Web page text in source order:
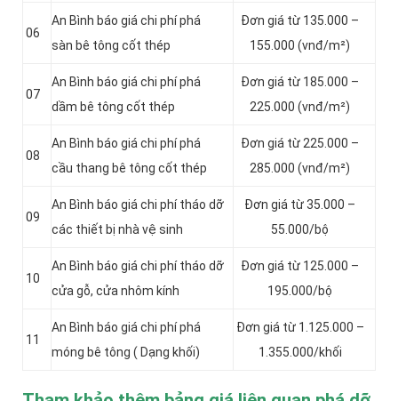
06
An Bình báo giá chi phí phá
sàn bê tông cốt thép
Đơn giá từ 135.000 –
155.000 (vnđ/m²)
07
An Bình báo giá chi phí phá
dầm bê tông cốt thép
Đơn giá từ 185.000 –
225.000 (vnđ/m²)
08
An Bình báo giá chi phí phá
cầu thang bê tông cốt thép
Đơn giá từ 225.000 –
285.000 (vnđ/m²)
09
An Bình báo giá chi phí tháo dỡ
các thiết bị nhà vệ sinh
Đơn giá từ 35.000 –
55.000/bộ
10
An Bình báo giá chi phí tháo dỡ
cửa gỗ, cửa nhôm kính
Đơn giá từ 125.000 –
195.000/bộ
11
An Bình báo giá chi phí phá
móng bê tông ( Dạng khối)
Đơn giá từ 1.125.000 –
1.355.000/khối